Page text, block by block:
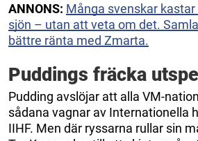
ANNONS: Många svenskar
sjön – utan att veta om det.
bättre ränta med Zmarta.
Puddings fräcka
Pudding avslöjar att alla VM-
sådana vagnar av Internationella
IIHF. Men där ryssarna rullar sin